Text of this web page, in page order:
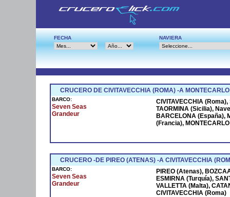
FECHA NAVIERA
CRUCERO DE CIVITAVECCHIA (ROMA) -A
BARCO:
Seven Seas
Grandeur
CIVITAVECCHIA
TAORMINA (Sicilia),
BARCELONA (España),
(Francia),
CRUCERO -DE PIREO (ATENAS) -A CIVITAVECCHIA
BARCO:
Seven Seas
Grandeur
PIREO (Atenas),
ESMIRNA (Turquía),
VALLETTA (Malta),
CIVITAVECCHIA (Roma)